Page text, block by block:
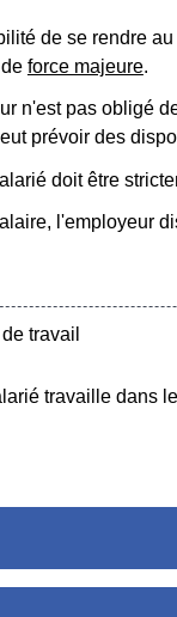
de se rendre
force majeure.
n'est pas obligé
prévoir des
doit être
l'employeur
travail
travaille dans